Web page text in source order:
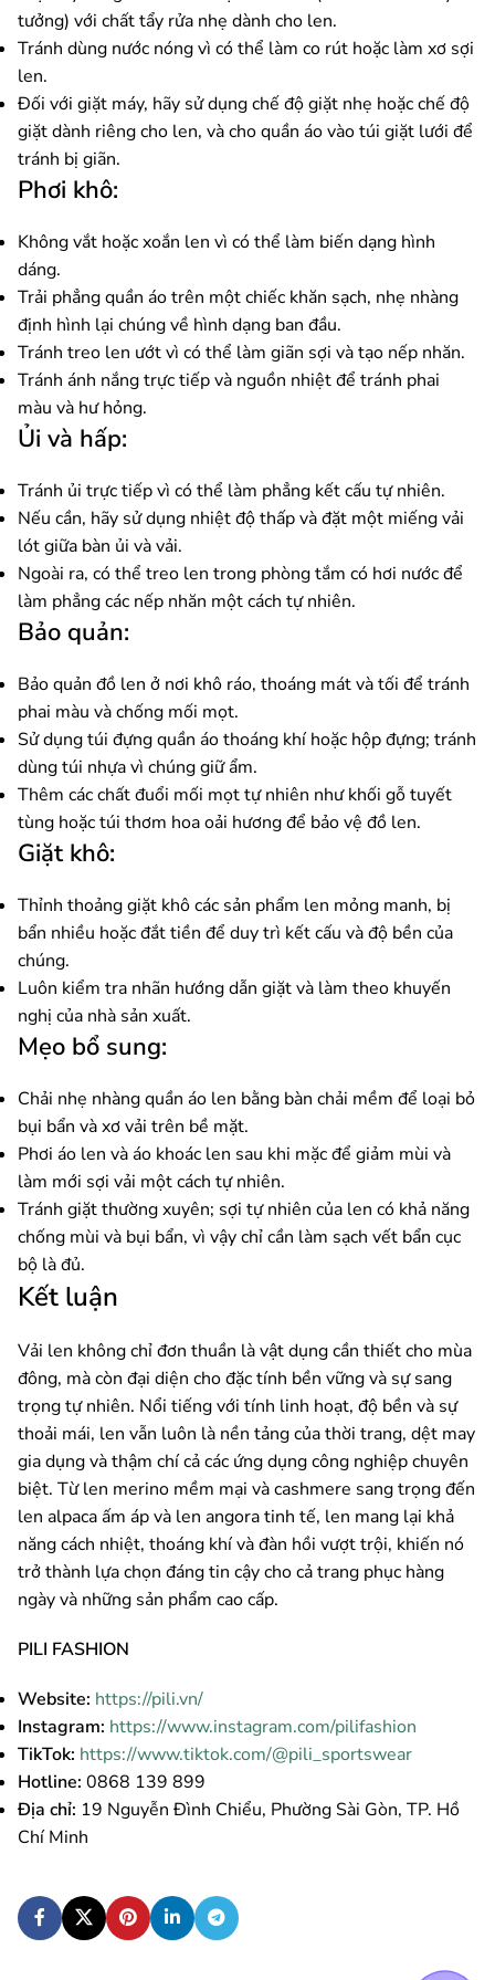
tưởng) với chất tẩy rửa nhẹ dành cho len.
Tránh dùng nước nóng vì có thể làm co rút hoặc làm xơ sợi
len.
Đối với giặt máy, hãy sử dụng chế độ giặt nhẹ hoặc chế độ
giặt dành riêng cho len, và cho quần áo vào túi giặt lưới để
tránh bị giãn.
Phơi khô:
Không vắt hoặc xoắn len vì có thể làm biến dạng hình
dáng.
Trải phẳng quần áo trên một chiếc khăn sạch, nhẹ nhàng
định hình lại chúng về hình dạng ban đầu.
Tránh treo len ướt vì có thể làm giãn sợi và tạo nếp nhăn.
Tránh ánh nắng trực tiếp và nguồn nhiệt để tránh phai
màu và hư hỏng.
Ủi và hấp:
Tránh ủi trực tiếp vì có thể làm phẳng kết cấu tự nhiên.
Nếu cần, hãy sử dụng nhiệt độ thấp và đặt một miếng vải
lót giữa bàn ủi và vải.
Ngoài ra, có thể treo len trong phòng tắm có hơi nước để
làm phẳng các nếp nhăn một cách tự nhiên.
Bảo quản:
Bảo quản đồ len ở nơi khô ráo, thoáng mát và tối để tránh
phai màu và chống mối mọt.
Sử dụng túi đựng quần áo thoáng khí hoặc hộp đựng; tránh
dùng túi nhựa vì chúng giữ ẩm.
Thêm các chất đuổi mối mọt tự nhiên như khối gỗ tuyết
tùng hoặc túi thơm hoa oải hương để bảo vệ đồ len.
Giặt khô:
Thỉnh thoảng giặt khô các sản phẩm len mỏng manh, bị
bẩn nhiều hoặc đắt tiền để duy trì kết cấu và độ bền của
chúng.
Luôn kiểm tra nhãn hướng dẫn giặt và làm theo khuyến
nghị của nhà sản xuất.
Mẹo bổ sung:
Chải nhẹ nhàng quần áo len bằng bàn chải mềm để loại bỏ
bụi bẩn và xơ vải trên bề mặt.
Phơi áo len và áo khoác len sau khi mặc để giảm mùi và
làm mới sợi vải một cách tự nhiên.
Tránh giặt thường xuyên; sợi tự nhiên của len có khả năng
chống mùi và bụi bẩn, vì vậy chỉ cần làm sạch vết bẩn cục
bộ là đủ.
Kết luận
Vải len không chỉ đơn thuần là vật dụng cần thiết cho mùa
đông, mà còn đại diện cho đặc tính bền vững và sự sang
trọng tự nhiên. Nổi tiếng với tính linh hoạt, độ bền và sự
thoải mái, len vẫn luôn là nền tảng của thời trang, dệt may
gia dụng và thậm chí cả các ứng dụng công nghiệp chuyên
biệt. Từ len merino mềm mại và cashmere sang trọng đến
len alpaca ấm áp và len angora tinh tế, len mang lại khả
năng cách nhiệt, thoáng khí và đàn hồi vượt trội, khiến nó
trở thành lựa chọn đáng tin cậy cho cả trang phục hàng
ngày và những sản phẩm cao cấp.
PILI FASHION
Website: https://pili.vn/
Instagram: https://www.instagram.com/pilifashion
TikTok: https://www.tiktok.com/@pili_sportswear
Hotline: 0868 139 899
Địa chỉ: 19 Nguyễn Đình Chiểu, Phường Sài Gòn, TP. Hồ
Chí Minh